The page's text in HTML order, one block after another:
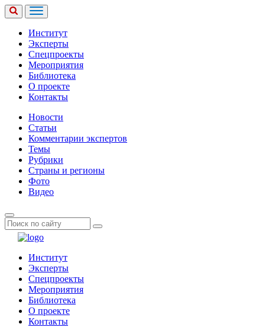
Институт
Эксперты
Спецпроекты
Мероприятия
Библиотека
О проекте
Контакты
Новости
Статьи
Комментарии экспертов
Темы
Рубрики
Страны и регионы
Фото
Видео
Институт
Эксперты
Спецпроекты
Мероприятия
Библиотека
О проекте
Контакты